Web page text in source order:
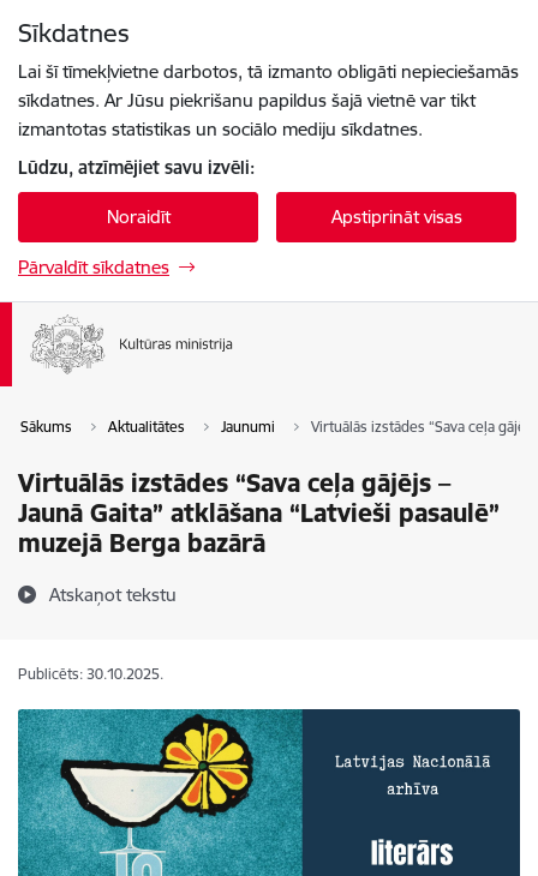
Sīkdatnes
Lai šī tīmekļvietne darbotos, tā izmanto obligāti nepieciešamās
sīkdatnes. Ar Jūsu piekrišanu papildus šajā vietnē var tikt
izmantotas statistikas un sociālo mediju sīkdatnes.
Lūdzu, atzīmējiet savu izvēli:
Noraidīt Apstiprināt visas
Pārvaldīt sīkdatnes
Sākums Aktualitātes Jaunumi Virtuālās izstādes “Sava ceļa
Virtuālās izstādes “Sava ceļa gājējs –
Jaunā Gaita” atklāšana “Latvieši pasaulē”
muzejā Berga bazārā
Atskaņot tekstu
Publicēts: 30.10.2025.